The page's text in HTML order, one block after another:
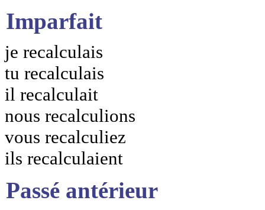
Imparfait
je recalculais
tu recalculais
il recalculait
nous recalculions
vous recalculiez
ils recalculaient
Passé antérieur